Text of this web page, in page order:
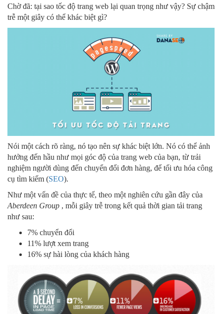
Chờ đã: tại sao tốc độ trang web lại quan trọng như vậy? Sự chậm
trễ một giây có thể khác biệt gì?
Nói một cách rõ ràng, nó tạo nên sự khác biệt lớn. Nó có thể ảnh
hưởng đến hầu như mọi góc độ của trang web của bạn, từ trải
nghiệm người dùng đến chuyển đổi đơn hàng, để tối ưu hóa công
cụ tìm kiếm (SEO).
Như một vấn đề của thực tế, theo một nghiên cứu gần đây của
Aberdeen Group , mỗi giây trễ trong kết quả thời gian tải trang
như sau:
7% chuyển đổi
11% lượt xem trang
16% sự hài lòng của khách hàng